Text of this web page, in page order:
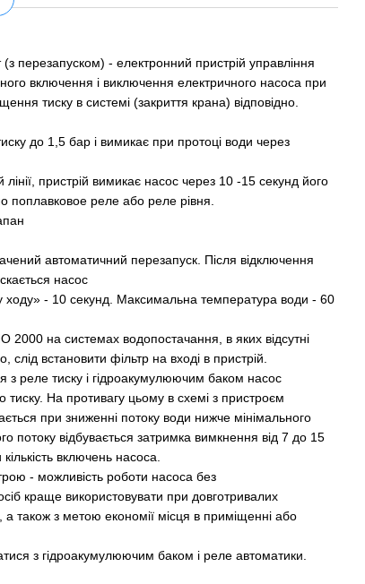
перезапуском) - електронний пристрій управління
включення і виключення електричного насоса при
тиску в системі (закриття крана) відповідно.
до 1,5 бар і вимикає при протоці води через
лінії, пристрій вимикає насос через 10 -15 секунд його
поплавковое реле або реле рівня.
автоматичний перезапуск. Після відключення
насос
ходу» - 10 секунд. Максимальна температура води - 60
2000 на системах водопостачання, в яких відсутні
встановити фільтр на вході в пристрій.
з реле тиску і гідроакумулюючим баком насос
тиску. На противагу цьому в схемі з пристроєм
при зниженні потоку води нижче мінімального
потоку відбувається затримка вимкнення від 7 до 15
включень насоса.
- можливість роботи насоса без
краще використовувати при довготривалих
а також з метою економії місця в приміщенні або
з гідроакумулюючим баком і реле автоматики.